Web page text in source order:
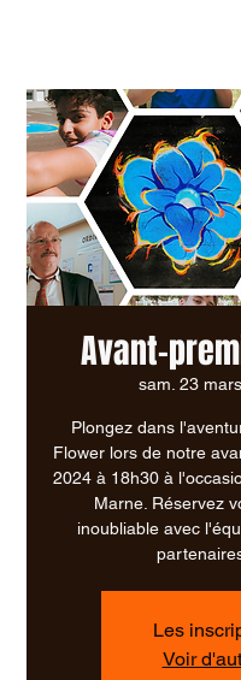
Avant-
sam. 23 mars
Plongez dans
Flower lors de notre
2024 à 18h30 à
Marne. Réservez
inoubliable avec
Les
Voir